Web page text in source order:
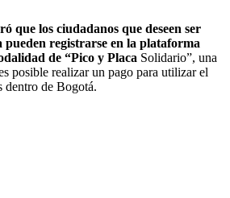
que los ciudadanos que deseen ser
pueden registrarse en la plataforma
de “Pico y Placa Solidario”, una
posible realizar un pago para utilizar el
dentro de Bogotá.